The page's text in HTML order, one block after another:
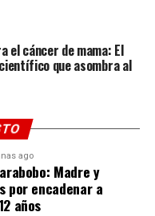
solo por respeto
(y el de su hogar)
es mi equipo».
deporte
Messi
se mide en el
las figuras más
UU. acepte con
el cáncer de mama: El
que asombra al
ago
Madre y
por encadenar a
años